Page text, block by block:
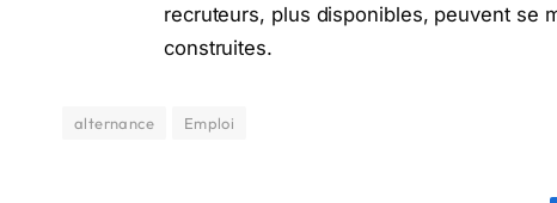
recruteurs, plus disponibles, peuvent se
construites.
alternance Emploi